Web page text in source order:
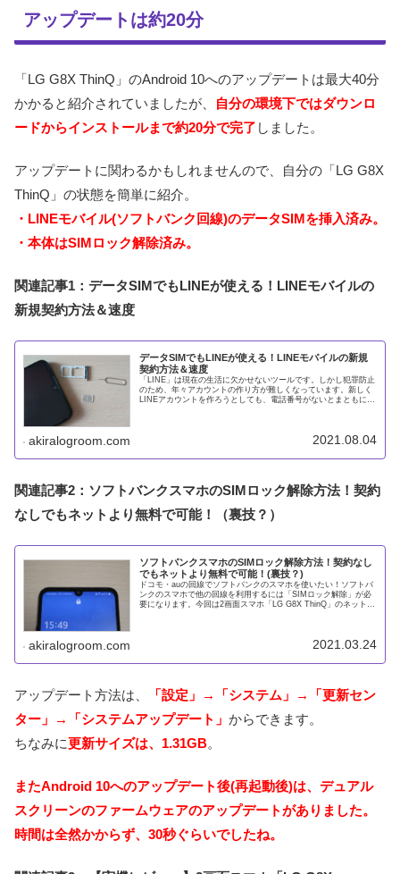
アップデートは約20分
「LG G8X ThinQ」のAndroid 10へのアップデートは最大40分
かかると紹介されていましたが、
自分の環境下ではダウンロ
ードからインストールまで約20分で完了 しました。
アップデートに関わるかもしれませんので、自分の「LG G8X
ThinQ」の状態を簡単に紹介。
・LINEモバイル(ソフトバンク回線)のデータSIMを挿入済み。
・本体はSIMロック解除済み。
関連記事1：データSIMでもLINEが使える！LINEモバイルの
新規契約方法＆速度
データSIMでもLINEが使える！LINEモバイルの新規
契約方法＆速度
「LINE」は現在の生活に欠かせないツールです。しかし犯罪防止
のため、年々アカウントの作り方が難しくなっています。新しく
LINEアカウントを作ろうとしても、電話番号がないとまともに使
akiralogroom.com 2021.08.04
関連記事2：ソフトバンクスマホのSIMロック解除方法！契約
なしでもネットより無料で可能！（裏技？）
ソフトバンクスマホのSIMロック解除方法！契約なし
でもネットより無料で可能！(裏技？)
ドコモ・auの回線でソフトバンクのスマホを使いたい！ソフトバ
ンクのスマホで他の回線を利用するには「SIMロック解除」が必
要になります。今回は2画面スマホ「LG G8X ThinQ」のネットよ
akiralogroom.com 2021.03.24
アップデート方法は、
「設定」→「システム」→「更新セン
ター」→「システムアップデート」 からできます。
ちなみに更新サイズは、 1.31GB。
またAndroid 10へのアップデート後(再起動後)は、デュアル
スクリーンのファームウェアのアップデートがありました。
時間は全然かからず、30秒ぐらいでしたね。